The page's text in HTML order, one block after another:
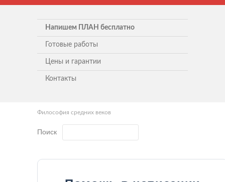
Напишем ПЛАН бесплатно
Готовые работы
Цены и гарантии
Контакты
Философия средних веков
Поиск